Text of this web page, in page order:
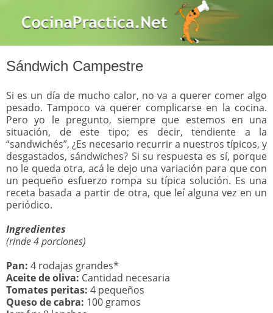
Sándwich Campestre
Si es un día de mucho calor, no va a querer comer algo
pesado. Tampoco va querer complicarse en la cocina.
Pero yo le pregunto, siempre que estemos en una
situación, de este tipo; es decir, tendiente a la
“sandwichés”, ¿Es necesario recurrir a nuestros típicos, y
desgastados, sándwiches? Si su respuesta es sí, porque
no le queda otra, acá le dejo una variación para que con
un pequeño esfuerzo rompa su típica solución. Es una
receta basada a partir de otra, que leí alguna vez en un
periódico.
Ingredientes
(rinde 4 porciones)
Pan: 4 rodajas grandes*
Aceite de oliva: Cantidad necesaria
Tomates peritas: 4 pequeños
Queso de cabra: 100 gramos